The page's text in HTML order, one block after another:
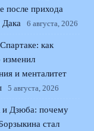
после прихода
Дака
6 августа, 2026
как
изменил
и менталитет
5 августа, 2026
и Дзюба: почему
стал